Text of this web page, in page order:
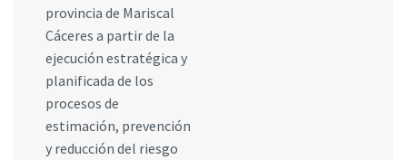
provincia de Mariscal
Cáceres a partir de la
ejecución estratégica y
planificada de los
procesos de
estimación, prevención
y reducción del riesgo